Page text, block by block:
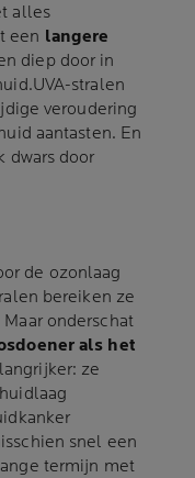
alles
een langere
diep door in
stralen
veroudering
aantasten. En
dwars door
de ozonlaag
bereiken ze
onderschat
als het
ze
snel een
termijn met